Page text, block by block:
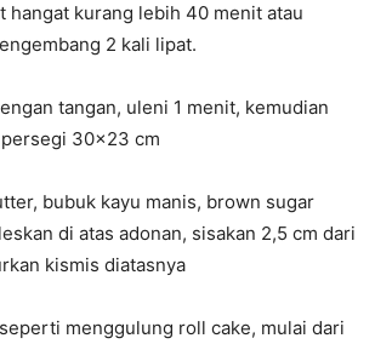
hangat kurang lebih 40 menit atau
2 kali lipat.
tangan, uleni 1 menit, kemudian
30×23 cm
bubuk kayu manis, brown sugar
di atas adonan, sisakan 2,5 cm dari
kismis diatasnya
menggulung roll cake, mulai dari